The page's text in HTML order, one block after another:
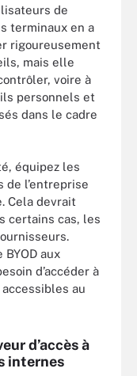
de
terminaux en a
rigoureusement
mais elle
voire à
personnels et
dans le cadre
équipez les
de l’entreprise
Cela devrait
certains cas, les
aux
d’accéder à
au
d’accès à
internes